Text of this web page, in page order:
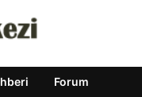
Forum